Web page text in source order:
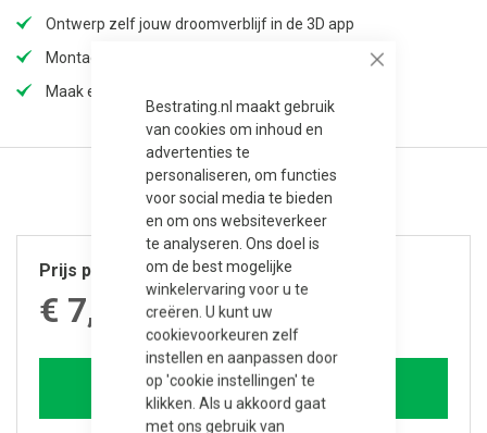
Bestrating.nl maakt gebruik
van cookies om inhoud en
advertenties te
personaliseren, om functies
voor social media te bieden
en om ons websiteverkeer
te analyseren. Ons doel is
om de best mogelijke
winkelervaring voor u te
creëren. U kunt uw
cookievoorkeuren zelf
instellen en aanpassen door
op 'cookie instellingen' te
klikken. Als u akkoord gaat
met ons gebruik van
Ontwerp zelf jouw droomverblijf in de 3D app
Montage mogelijk
Maak een afspraak in onze showroom
Prijs per stuk
€ 7,565.00
In winkelwagen